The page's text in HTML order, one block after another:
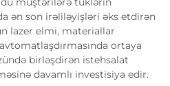
ən son irəliləyişləri əks etdirən
lazer elmi, materiallar
ortaya
birləşdirən istehsalat
davamlı investisiya edir.